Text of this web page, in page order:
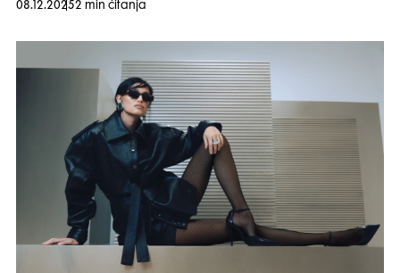
08.12.20252 min čitanja